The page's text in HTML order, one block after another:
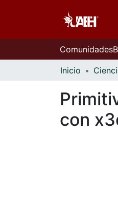
Comunidades
Inicio
con